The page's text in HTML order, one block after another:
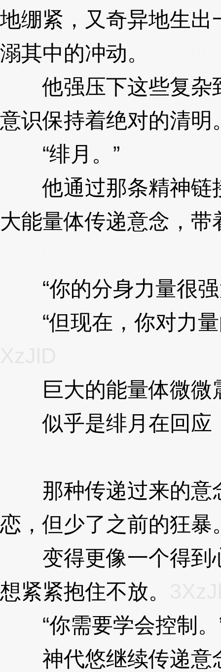
地绷紧，又奇异地生
溺其中的冲动。
他强压下这些复杂
意识保持着绝对的清明
“绯月。”
他通过那条精神链
大能量体传递意念，
“你的分身力量很强
“但现在，你对力量
巨大的能量体微微
似乎是绯月在回应
那种传递过来的意
恋，但少了之前的狂暴
变得更像一个得到
想紧紧抱住不放。
“你需要学会控制。
神代悠继续传递意